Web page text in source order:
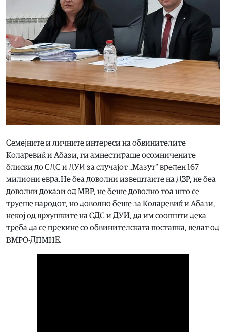
Семејните и личните интереси на обвинителите
Коларевиќ и Абази, ги амнестираше осомничените
блиски до СДС и ДУИ за случајот „Мазут“ вреден 167
милиони евра.Не беа доволни извештаите на ДЗР, не беа
доволни докази од МВР, не беше доволно тоа што се
труеше народот, но доволно беше за Коларевиќ и Абази,
некој од врхушките на СДС и ДУИ, да им соопшти дека
треба да се прекине со обвинителската постапка, велат од
ВМРО-ДПМНЕ.